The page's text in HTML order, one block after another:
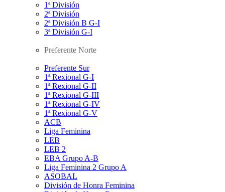
1ª División
2ª División
2ª División B G-I
3ª División G-I
Preferente Norte
Preferente Sur
1ª Rexional G-I
1ª Rexional G-II
1ª Rexional G-III
1ª Rexional G-IV
1ª Rexional G-V
ACB
Liga Feminina
LEB
LEB 2
EBA Grupo A-B
Liga Feminina 2 Grupo A
ASOBAL
División de Honra Feminina